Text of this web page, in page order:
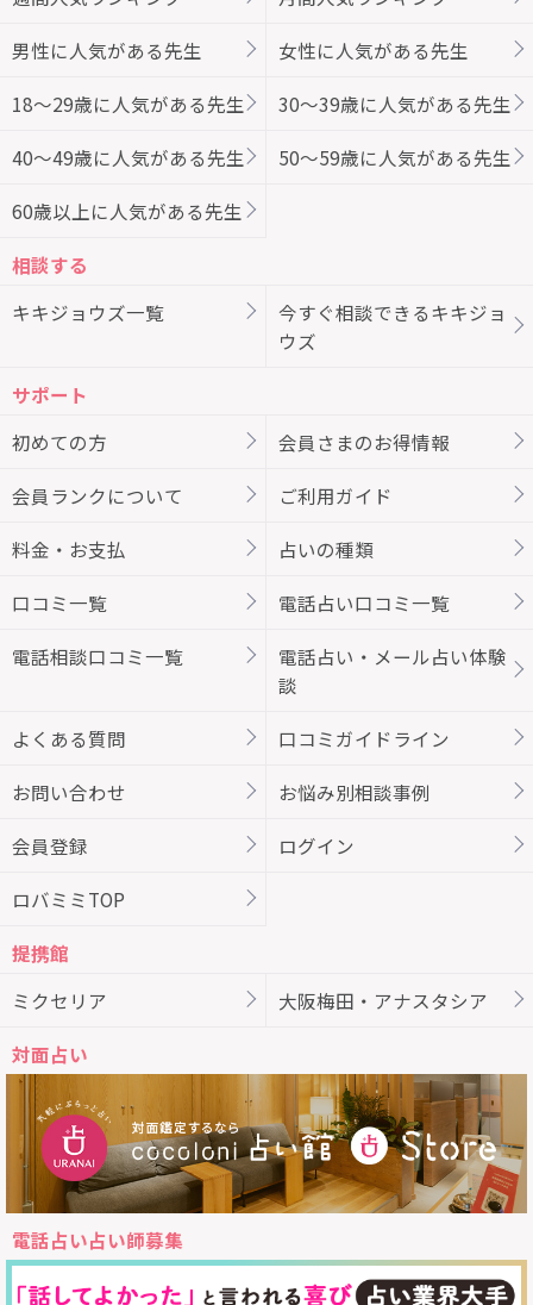
男性に人気がある先生 女性に人気がある先生
18～29歳に人気がある先生 30～39歳に人気がある先生
40～49歳に人気がある先生 50～59歳に人気がある先生
60歳以上に人気がある先生
相談する
キキジョウズ一覧
今すぐ相談できるキキジョ
ウズ
サポート
初めての方
会員さまのお得情報
会員ランクについて ご利用ガイド
料金・お支払 占いの種類
口コミ一覧 電話占い口コミ一覧
電話相談口コミ一覧
電話占い・メール占い体験
談
よくある質問 口コミガイドライン
お問い合わせ お悩み別相談事例
会員登録 ログイン
ロバミミTOP
提携館
ミクセリア
大阪梅田・アナスタシア
対面占い
電話占い占い師募集